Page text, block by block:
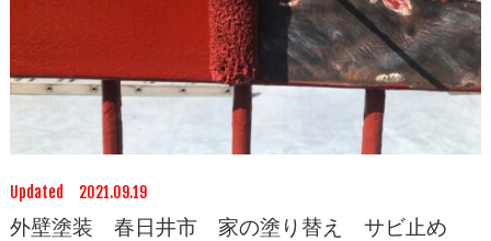
Updated 2021.09.19
外壁塗装 春日井市 家の塗り替え サビ止め